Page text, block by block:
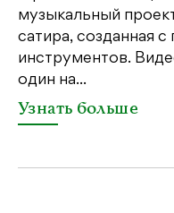
музыкальный
сатира, созданная
инструментов.
один на...
Узнать больше